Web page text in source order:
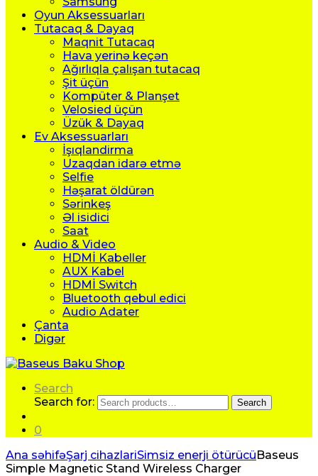
Oyun Aksessuarları
Tutacaq & Dayaq
Maqnit Tutacaq
Hava yerinə keçən
Ağırlıqla çalışan tutacaq
Şit üçün
Kompüter & Planşet
Velosied üçün
Üzük & Dayaq
Ev Aksessuarları
İşıqlandirma
Uzaqdan idarə etmə
Selfie
Həşarat öldürən
Sərinkeş
Əl isidici
Saat
Audio & Video
HDMİ Kabeller
AUX Kabel
HDMİ Switch
Bluetooth qebul edici
Audio Adater
Çanta
Digər
Search
Search for:
Search
0
Ana səhifəŞarj cihazlariSimsiz enerji ötürücüBaseus
Simple Magnetic Stand Wireless Charger